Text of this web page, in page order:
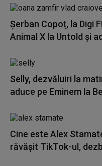
Șerban Copoț, la Digi
Animal X la Untold și
Selly, dezvăluiri la
aduce pe Eminem la
Cine este Alex
răvășit TikTok-ul,